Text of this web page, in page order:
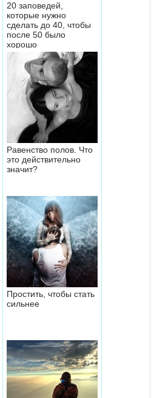
20 заповедей,
которые нужно
сделать до 40, чтобы
после 50 было
хорошо
Равенство полов. Что
это действительно
значит?
Простить, чтобы стать
сильнее